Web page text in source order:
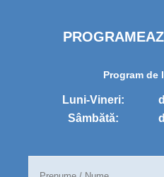
Program de
Luni-Vineri:
Sâmbătă: